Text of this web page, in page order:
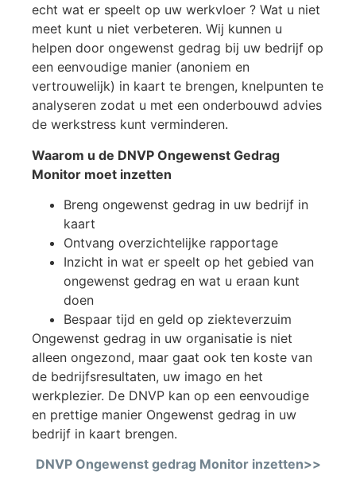
echt wat er speelt op uw werkvloer ? Wat u niet
meet kunt u niet verbeteren. Wij kunnen u
helpen door ongewenst gedrag bij uw bedrijf op
een eenvoudige manier (anoniem en
vertrouwelijk) in kaart te brengen, knelpunten te
analyseren zodat u met een onderbouwd advies
de werkstress kunt verminderen.
Waarom u de DNVP Ongewenst Gedrag
Monitor moet inzetten
Breng ongewenst gedrag in uw bedrijf in
kaart
Ontvang overzichtelijke rapportage
Inzicht in wat er speelt op het gebied van
ongewenst gedrag en wat u eraan kunt
doen
Bespaar tijd en geld op ziekteverzuim
Ongewenst gedrag in uw organisatie is niet
alleen ongezond, maar gaat ook ten koste van
de bedrijfsresultaten, uw imago en het
werkplezier. De DNVP kan op een eenvoudige
en prettige manier Ongewenst gedrag in uw
bedrijf in kaart brengen.
DNVP Ongewenst gedrag Monitor inzetten>>